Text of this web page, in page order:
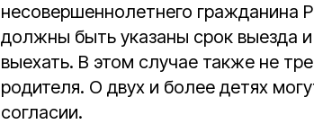
несовершеннолетнего гражданина
должны быть указаны срок выезда
выехать. В этом случае также не
родителя. О двух и более детях
согласии.